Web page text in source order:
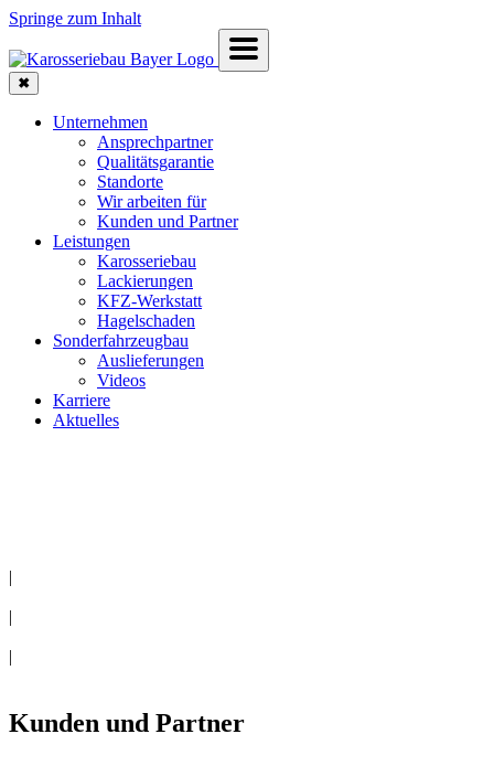
Springe zum Inhalt
✖
Unternehmen
Ansprechpartner
Qualitätsgarantie
Standorte
Wir arbeiten für
Kunden und Partner
Leistungen
Karosseriebau
Lackierungen
KFZ-Werkstatt
Hagelschaden
Sonderfahrzeugbau
Auslieferungen
Videos
Karriere
Aktuelles
|
|
|
Kunden und Partner